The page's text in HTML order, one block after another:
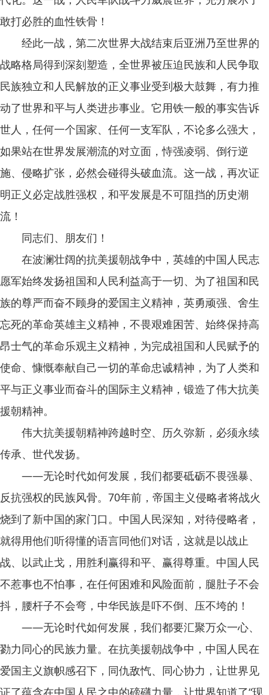
敢打必胜的血性铁骨！
经此一战，第二次世界大战结束后亚洲乃至世界的
战略格局得到深刻塑造，全世界被压迫民族和人民争取
民族独立和人民解放的正义事业受到极大鼓舞，有力推
动了世界和平与人类进步事业。它用铁一般的事实告诉
世人，任何一个国家、任何一支军队，不论多么强大，
如果站在世界发展潮流的对立面，恃强凌弱、倒行逆
施、侵略扩张，必然会碰得头破血流。这一战，再次证
明正义必定战胜强权，和平发展是不可阻挡的历史潮
流！
同志们、朋友们！
在波澜壮阔的抗美援朝战争中，英雄的中国人民志
愿军始终发扬祖国和人民利益高于一切、为了祖国和民
族的尊严而奋不顾身的爱国主义精神，英勇顽强、舍生
忘死的革命英雄主义精神，不畏艰难困苦、始终保持高
昂士气的革命乐观主义精神，为完成祖国和人民赋予的
使命、慷慨奉献自己一切的革命忠诚精神，为了人类和
平与正义事业而奋斗的国际主义精神，锻造了伟大抗美
援朝精神。
伟大抗美援朝精神跨越时空、历久弥新，必须永续
传承、世代发扬。
——无论时代如何发展，我们都要砥砺不畏强暴、
反抗强权的民族风骨。70年前，帝国主义侵略者将战火
烧到了新中国的家门口。中国人民深知，对待侵略者，
就得用他们听得懂的语言同他们对话，这就是以战止
战、以武止戈，用胜利赢得和平、赢得尊重。中国人民
不惹事也不怕事，在任何困难和风险面前，腿肚子不会
抖，腰杆子不会弯，中华民族是吓不倒、压不垮的！
——无论时代如何发展，我们都要汇聚万众一心、
勠力同心的民族力量。在抗美援朝战争中，中国人民在
爱国主义旗帜感召下，同仇敌忾、同心协力，让世界见
证了蕴含在中国人民之中的磅礴力量，让世界知道了“现